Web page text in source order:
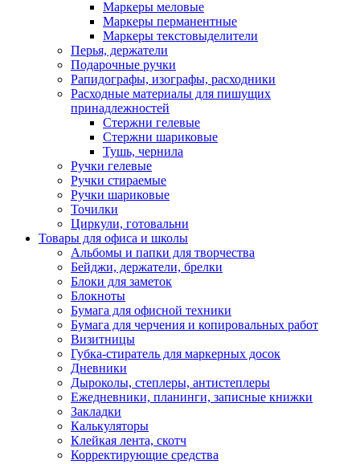
Маркеры меловые
Маркеры перманентные
Маркеры текстовыделители
Перья, держатели
Подарочные ручки
Рапидографы, изографы, расходники
Расходные материалы для пишущих
принадлежностей
Стержни гелевые
Стержни шариковые
Тушь, чернила
Ручки гелевые
Ручки стираемые
Ручки шариковые
Точилки
Циркули, готовальни
Товары для офиса и школы
Альбомы и папки для творчества
Бейджи, держатели, брелки
Блоки для заметок
Блокноты
Бумага для офисной техники
Бумага для черчения и копировальных работ
Визитницы
Губка-стиратель для маркерных досок
Дневники
Дыроколы, степлеры, антистеплеры
Ежедневники, планинги, записные книжки
Закладки
Калькуляторы
Клейкая лента, скотч
Корректирующие средства